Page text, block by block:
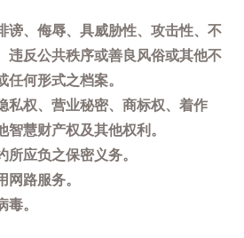
谤、侮辱、具威胁性、攻击性、不
违反公共秩序或善良风俗或其他不
任何形式之档案。
私权、营业秘密、商标权、着作
智慧财产权及其他权利。
所应负之保密义务。
网路服务。
毒。